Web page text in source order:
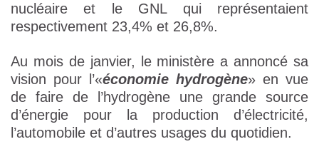
nucléaire et le GNL qui représentaient
respectivement 23,4% et 26,8%.
Au mois de janvier, le ministère a annoncé sa
vision pour l’«économie hydrogène» en vue
de faire de l’hydrogène une grande source
d’énergie pour la production d’électricité,
l’automobile et d’autres usages du quotidien.